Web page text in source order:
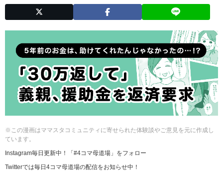
※この漫画はママスタコミュニティに寄せられた体験談やご意見を元に作成し
ています。
Instagram毎日更新中！「#4コマ母道場」をフォロー
Twitterでは毎日4コマ母道場の配信をお知らせ中！